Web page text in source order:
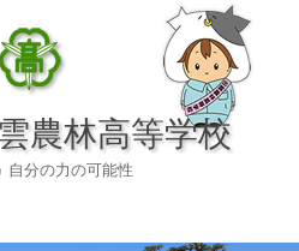
農林高等学校
自分の力の可能性